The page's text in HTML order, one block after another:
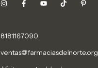
8181167090
ventas@farmaciasdelnorte.org